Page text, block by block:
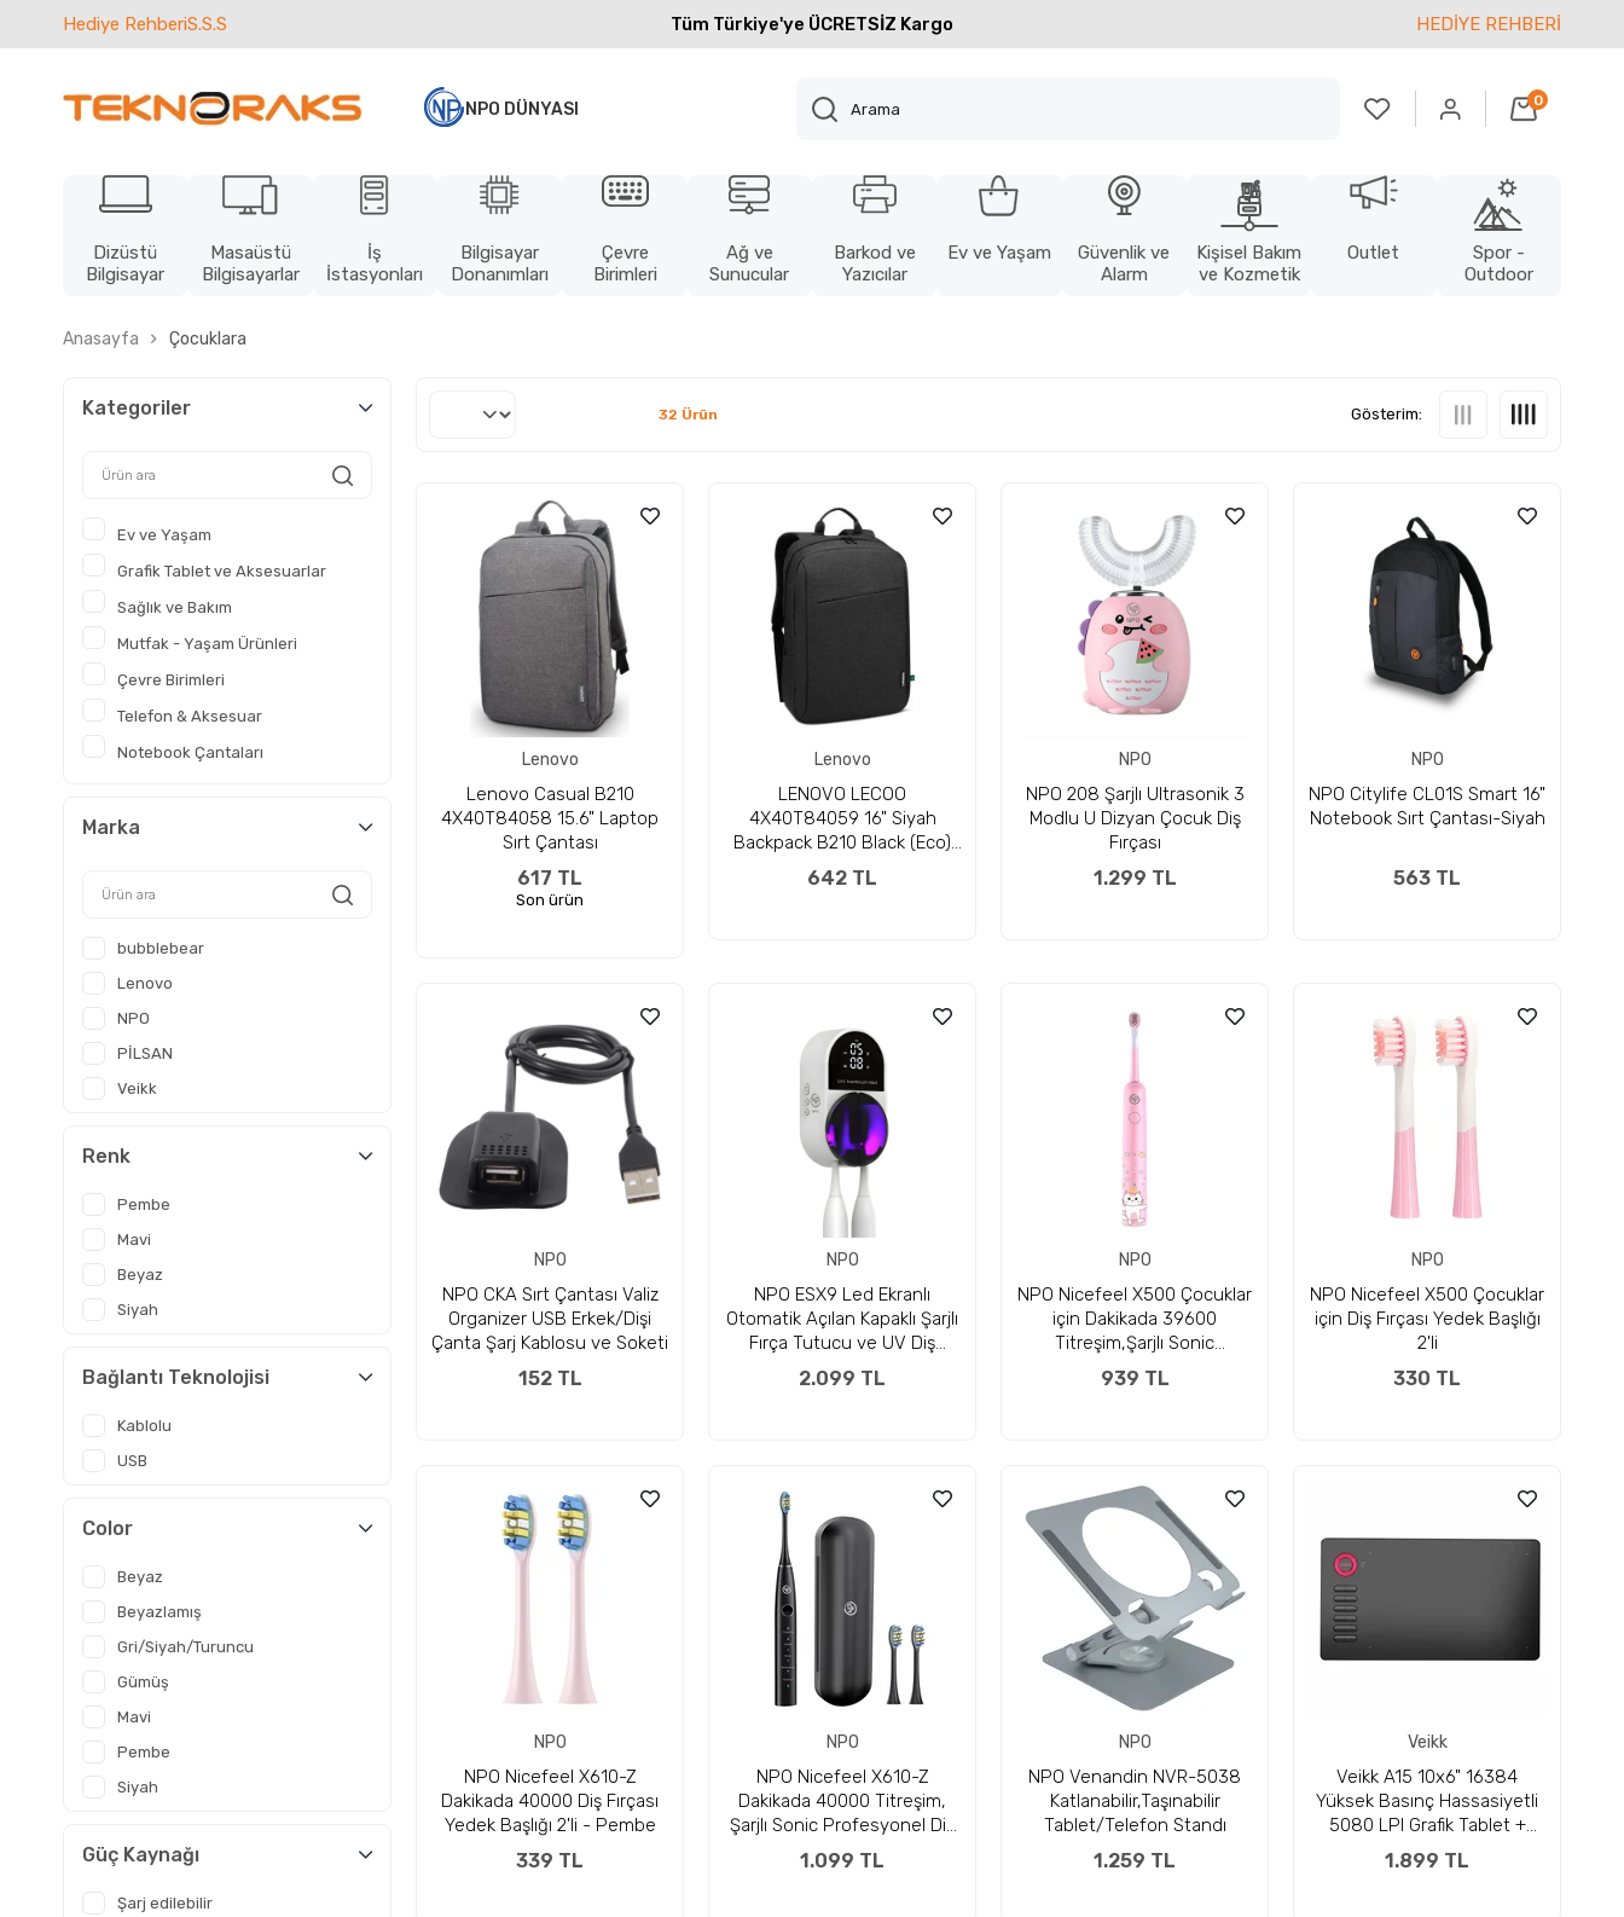
Hediye RehberiS.S.S Tüm Türkiye'ye ÜCRETSİZ Kargo HEDİYE REHBERİ
NPO DÜNYASI 0
Dizüstü
Bilgisayar
Masaüstü
Bilgisayarlar
İş
İstasyonları
Bilgisayar
Donanımları
Çevre
Birimleri
Ağ ve
Sunucular
Barkod ve
Yazıcılar
Ev ve Yaşam
Güvenlik ve
Alarm
Kişisel Bakım
ve Kozmetik
Outlet
Spor -
Outdoor
Anasayfa Çocuklara
Kategoriler
Ev ve Yaşam
Grafik Tablet ve Aksesuarlar
Sağlık ve Bakım
Mutfak - Yaşam Ürünleri
Çevre Birimleri
Telefon & Aksesuar
Notebook Çantaları
Marka
bubblebear
Lenovo
NPO
PİLSAN
Veikk
Renk
Pembe
Mavi
Beyaz
Siyah
Bağlantı Teknolojisi
Kablolu
USB
Color
Beyaz
Beyazlamış
Gri/Siyah/Turuncu
Gümüş
Mavi
Pembe
Siyah
Güç Kaynağı
Şarj edilebilir
32 Ürün
Lenovo
Lenovo Casual B210
4X40T84058 15.6" Laptop
Sırt Çantası
617 TL
Son ürün
Lenovo
LENOVO LECOO
4X40T84059 16" Siyah
Backpack B210 Black (Eco)
Notebook Sırt Çantası
642 TL
NPO
NPO 208 Şarjlı Ultrasonik 3
Modlu U Dizyan Çocuk Diş
Fırçası
1.299 TL
NPO
NPO Citylife CL01S Smart 16"
Notebook Sırt Çantası-Siyah
563 TL
NPO
NPO CKA Sırt Çantası Valiz
Organizer USB Erkek/Dişi
Çanta Şarj Kablosu ve Soketi
152 TL
NPO
NPO ESX9 Led Ekranlı
Otomatik Açılan Kapaklı Şarjlı
Fırça Tutucu ve UV Diş
Fırçası Sterilizatörü
2.099 TL
NPO
NPO Nicefeel X500 Çocuklar
için Dakikada 39600
Titreşim,Şarjlı Sonic
Profesyonel Diş Fırçası
939 TL
NPO
NPO Nicefeel X500 Çocuklar
için Diş Fırçası Yedek Başlığı
2'li
330 TL
NPO
NPO Nicefeel X610-Z
Dakikada 40000 Diş Fırçası
Yedek Başlığı 2'li - Pembe
339 TL
NPO
NPO Nicefeel X610-Z
Dakikada 40000 Titreşim,
Şarjlı Sonic Profesyonel Diş
Fırçası
1.099 TL
NPO
NPO Venandin NVR-5038
Katlanabilir,Taşınabilir
Tablet/Telefon Standı
1.259 TL
Veikk
Veikk A15 10x6" 16384
Yüksek Basınç Hassasiyetli
5080 LPI Grafik Tablet +
Kalem
1.899 TL